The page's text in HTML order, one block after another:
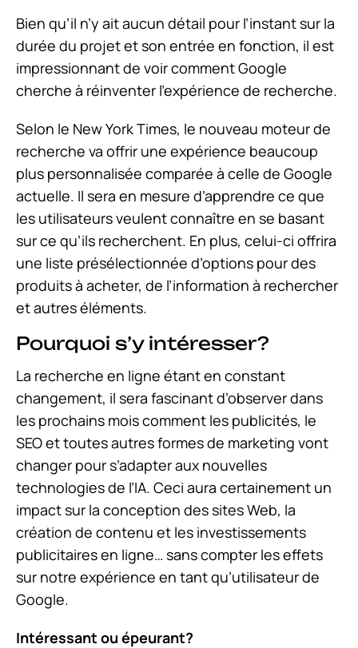
Bien qu’il n’y ait aucun détail pour l’instant sur la
durée du projet et son entrée en fonction, il est
impressionnant de voir comment Google
cherche à réinventer l’expérience de recherche.
Selon le New York Times, le nouveau moteur de
recherche va offrir une expérience beaucoup
plus personnalisée comparée à celle de Google
actuelle. Il sera en mesure d’apprendre ce que
les utilisateurs veulent connaître en se basant
sur ce qu’ils recherchent. En plus, celui-ci offrira
une liste présélectionnée d’options pour des
produits à acheter, de l’information à rechercher
et autres éléments.
Pourquoi s’y intéresser?
La recherche en ligne étant en constant
changement, il sera fascinant d’observer dans
les prochains mois comment les publicités, le
SEO et toutes autres formes de marketing vont
changer pour s’adapter aux nouvelles
technologies de l’IA. Ceci aura certainement un
impact sur la conception des sites Web, la
création de contenu et les investissements
publicitaires en ligne… sans compter les effets
sur notre expérience en tant qu’utilisateur de
Google.
Intéressant ou épeurant?